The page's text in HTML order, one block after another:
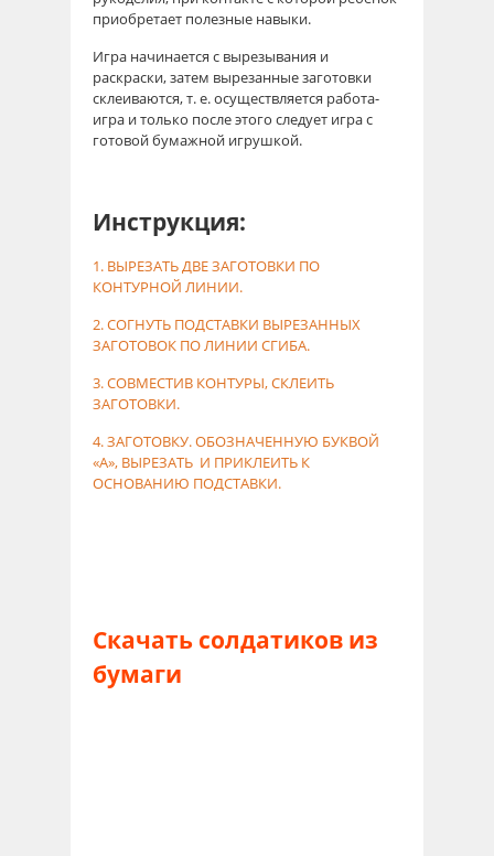
приобретает полезные навыки.
Игра начинается с вырезывания и
раскраски, затем вырезанные заготовки
склеиваются, т. е. осуществляется работа-
игра и только после этого следует игра с
готовой бумажной игрушкой.
Инструкция:
1. ВЫРЕЗАТЬ ДВЕ ЗАГОТОВКИ ПО
КОНТУРНОЙ ЛИНИИ.
2. СОГНУТЬ ПОДСТАВКИ ВЫРЕЗАННЫХ
ЗАГОТОВОК ПО ЛИНИИ СГИБА.
3. СОВМЕСТИВ КОНТУРЫ, СКЛЕИТЬ
ЗАГОТОВКИ.
4. ЗАГОТОВКУ. ОБОЗНАЧЕННУЮ БУКВОЙ
«А», ВЫРЕЗАТЬ И ПРИКЛЕИТЬ К
ОСНОВАНИЮ ПОДСТАВКИ.
Скачать солдатиков из
бумаги